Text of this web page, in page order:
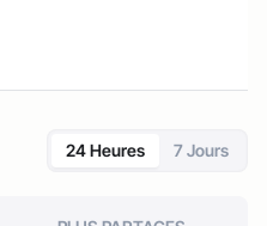
24 Heures 7 Jours